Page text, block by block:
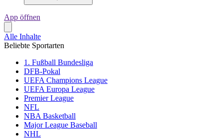
App öffnen
Alle Inhalte
Beliebte Sportarten
1. Fußball Bundesliga
DFB-Pokal
UEFA Champions League
UEFA Europa League
Premier League
NFL
NBA Basketball
Major League Baseball
NHL